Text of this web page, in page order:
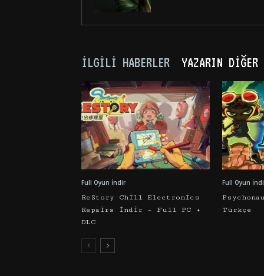
İLGILI HABERLER YAZARIN
Full Oyun İndir
ReStory Chill Electronics
Repairs İndir – Full PC +
DLC
Full Oyun
Türkçe